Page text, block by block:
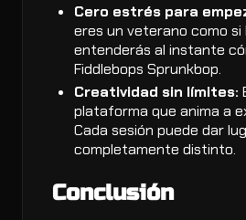
Cero estrés para
eres un veterano como si
entenderás al instante
Fiddlebops Sprunkbop.
Creatividad sin límites:
plataforma que anima a
Cada sesión puede dar
completamente distinto.
Conclusión